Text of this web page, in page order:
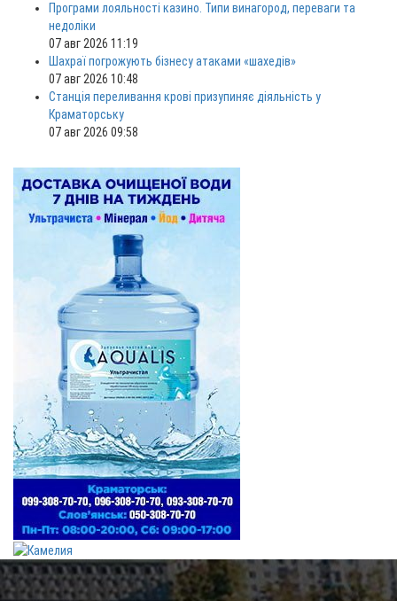
Програми лояльності казино. Типи винагород, переваги та
недоліки
07 авг 2026 11:19
Шахраї погрожують бізнесу атаками «шахедів»
07 авг 2026 10:48
Станція переливання крові призупиняє діяльність у
Краматорську
07 авг 2026 09:58